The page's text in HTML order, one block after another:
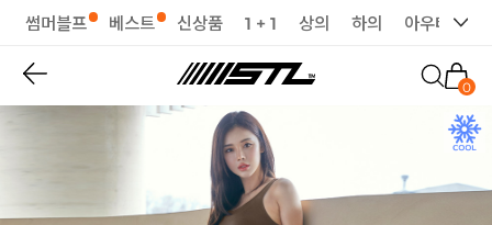
썸머블프 베스트 신상품 1 + 1 상의 하의 아우터
0